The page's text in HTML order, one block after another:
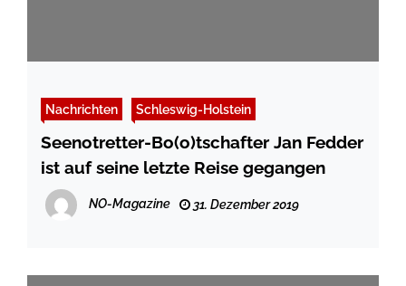
Nachrichten Schleswig-Holstein
Seenotretter-Bo(o)tschafter Jan Fedder
ist auf seine letzte Reise gegangen
NO-Magazine 31. Dezember 2019